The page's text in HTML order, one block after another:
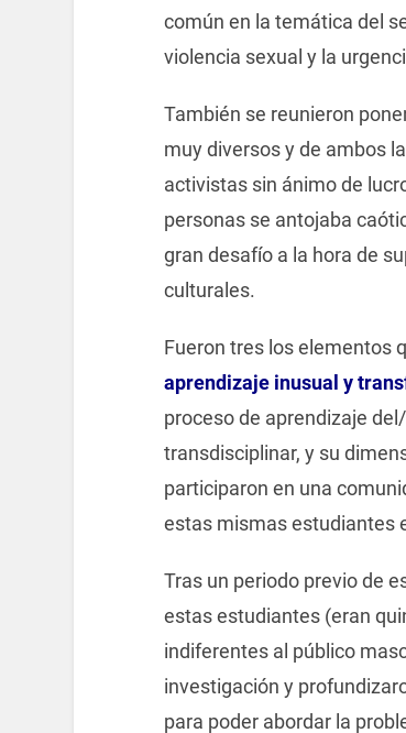
común en la temática del
violencia sexual y la
También se reunieron
muy diversos y de ambos
activistas sin ánimo de
personas se antojaba
gran desafío a la hora de
culturales.
Fueron tres los elementos
aprendizaje inusual y
proceso de aprendizaje
transdisciplinar, y su
participaron en una
estas mismas estudiantes
Tras un periodo previo de
estas estudiantes (eran
indiferentes al público
investigación y
para poder abordar la